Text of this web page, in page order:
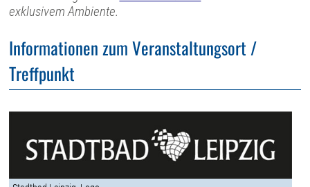
exklusivem Ambiente.
Informationen zum Veranstaltungsort /
Treffpunkt